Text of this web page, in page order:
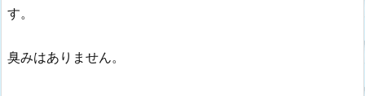
す。
臭みはありません。